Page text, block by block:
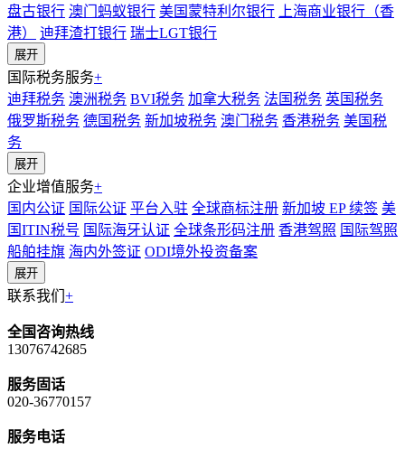
盘古银行 澳门蚂蚁银行 美国蒙特利尔银行
上海商业银行（香
港）
迪拜渣打银行 瑞士LGT银行
展开
国际税务服务+
迪拜税务 澳洲税务 BVI税务 加拿大税务 法国税务 英国税务
俄罗斯税务 德国税务 新加坡税务 澳门税务 香港税务 美国税
务
展开
企业增值服务+
国内公证 国际公证 平台入驻 全球商标注册 新加坡 EP 续签 美
国ITIN税号 国际海牙认证 全球条形码注册 香港驾照 国际驾照
船舶挂旗 海内外签证 ODI境外投资备案
展开
联系我们 +
全国咨询热线
13076742685
服务固话
020-36770157
服务电话